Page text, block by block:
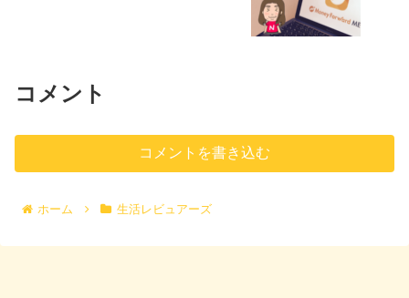
コメント
コメントを書き込む
ホーム 生活レビュアーズ